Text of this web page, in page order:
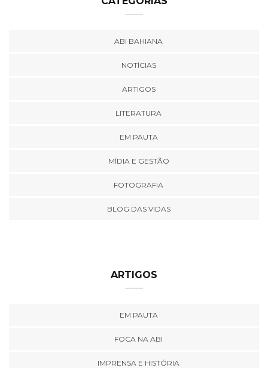
ABI BAHIANA
NOTÍCIAS
ARTIGOS
LITERATURA
EM PAUTA
MÍDIA E GESTÃO
FOTOGRAFIA
BLOG DAS VIDAS
ARTIGOS
EM PAUTA
FOCA NA ABI
IMPRENSA E HISTÓRIA